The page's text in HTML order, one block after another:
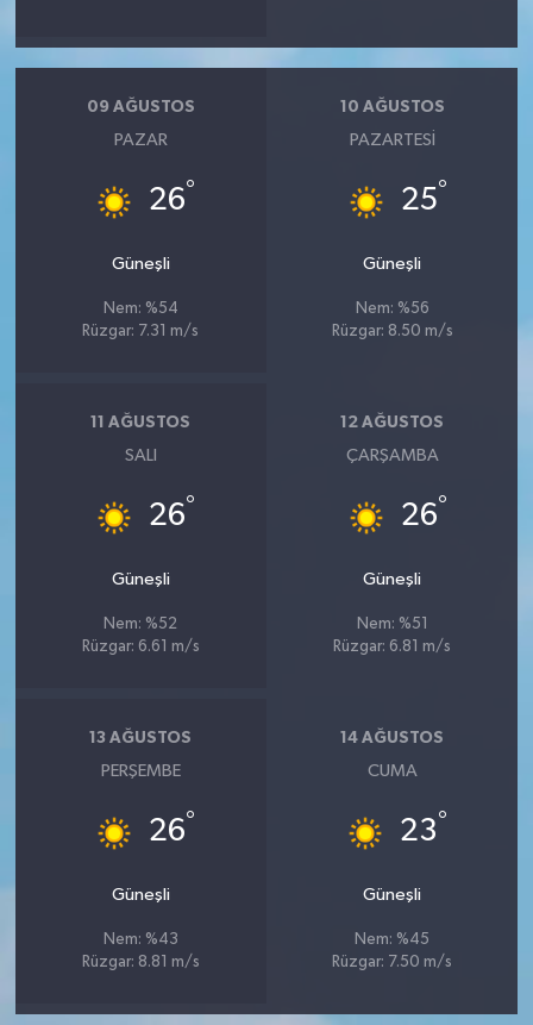
09 AĞUSTOS
PAZAR
26°
Güneşli
Nem: %54
Rüzgar: 7.31 m/s
10 AĞUSTOS
PAZARTESI
25°
Güneşli
Nem: %56
Rüzgar: 8.50 m/s
11 AĞUSTOS
SALI
26°
Güneşli
Nem: %52
Rüzgar: 6.61 m/s
12 AĞUSTOS
ÇARŞAMBA
26°
Güneşli
Nem: %51
Rüzgar: 6.81 m/s
13 AĞUSTOS
PERŞEMBE
26°
Güneşli
Nem: %43
Rüzgar: 8.81 m/s
14 AĞUSTOS
CUMA
23°
Güneşli
Nem: %45
Rüzgar: 7.50 m/s